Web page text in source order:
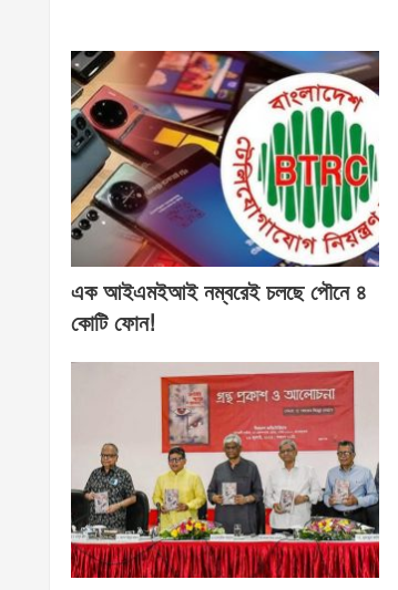
এক আইএমইআই নম্বরেই চলছে পৌনে ৪
কোটি ফোন!